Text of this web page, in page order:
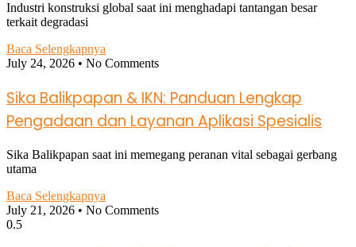
Industri konstruksi global saat ini menghadapi tantangan besar
terkait degradasi
Baca Selengkapnya
July 24, 2026
No Comments
Sika Balikpapan & IKN: Panduan Lengkap
Pengadaan dan Layanan Aplikasi Spesialis
Sika Balikpapan saat ini memegang peranan vital sebagai gerbang
utama
Baca Selengkapnya
July 21, 2026
No Comments